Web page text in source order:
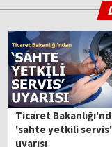
Ticaret
'sahte yetkili servis'
uyarısı